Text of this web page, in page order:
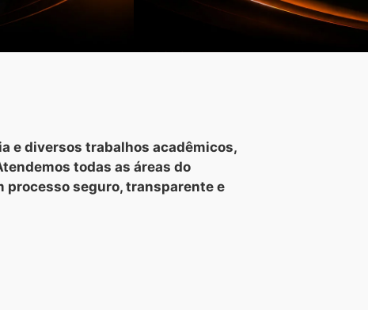
e diversos trabalhos acadêmicos,
todas as áreas do
seguro, transparente e